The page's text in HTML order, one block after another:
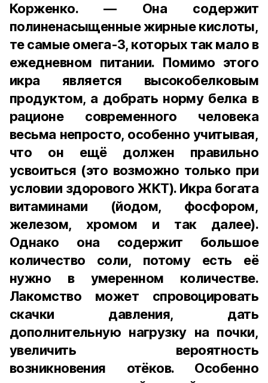
Корженко. — Она содержит
полиненасыщенные жирные кислоты,
те самые омега-3, которых так мало в
ежедневном питании. Помимо этого
икра является высокобелковым
продуктом, а добрать норму белка в
рационе современного человека
весьма непросто, особенно учитывая,
что он ещё должен правильно
усвоиться (это возможно только при
условии здорового ЖКТ). Икра богата
витаминами (йодом, фосфором,
железом, хромом и так далее).
Однако она содержит большое
количество соли, потому есть её
нужно в умеренном количестве.
Лакомство может спровоцировать
скачки давления, дать
дополнительную нагрузку на почки,
увеличить вероятность
возникновения отёков. Особенно